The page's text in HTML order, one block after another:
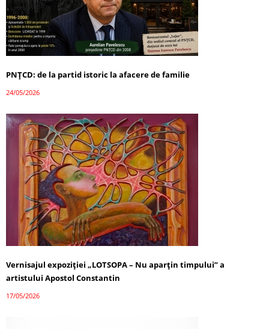
PNȚCD: de la partid istoric la afacere de familie
24/05/2026
Vernisajul expoziției „LOTSOPA – Nu aparțin timpului” a
artistului Apostol Constantin
17/05/2026